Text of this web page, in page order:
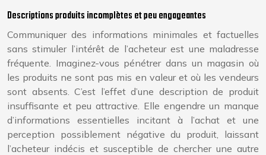
Descriptions produits incomplètes et peu engageantes
Communiquer des informations minimales et factuelles
sans stimuler l’intérêt de l’acheteur est une maladresse
fréquente. Imaginez-vous pénétrer dans un magasin où
les produits ne sont pas mis en valeur et où les vendeurs
sont absents. C’est l’effet d’une description de produit
insuffisante et peu attractive. Elle engendre un manque
d’informations essentielles incitant à l’achat et une
perception possiblement négative du produit, laissant
l’acheteur indécis et susceptible de chercher une autre